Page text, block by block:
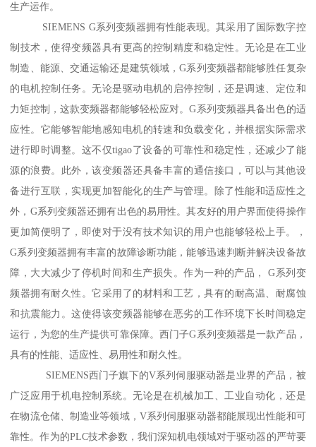
生产运作。
SIEMENS G系列变频器拥有性能表现。其采用了国际数字控
制技术，使得变频器具有更高的控制精度和稳定性。无论是在工业
制造、能源、交通运输还是建筑领域，G系列变频器都能够胜任复杂
的电机控制任务。无论是驱动电机的启停控制，还是调速、定位和
力矩控制，这款变频器都能够轻松应对。G系列变频器具备出色的适
应性。它能够智能地感知电机的转速和负载变化，并根据实际需求
进行即时调整。这不仅tigao了设备的可靠性和稳定性，还减少了能
源的浪费。此外，该变频器还具备丰富的通信接口，可以与其他设
备进行互联，实现更加智能化的生产与管理。除了性能和适应性之
外，G系列变频器还拥有出色的易用性。其友好的用户界面使得操作
更加简便明了，即使对于没有技术知识的用户也能够轻松上手。，
G系列变频器拥有丰富的故障诊断功能，能够迅速判断并解决设备故
障，大大减少了停机时间和生产损失。作为一种的产品， G系列变
频器拥有耐久性。它采用了的材料和工艺，具有的耐高温、耐腐蚀
和抗震能力。这使得该变频器能够在恶劣的工作环境下长时间稳定
运行，为您的生产提供可靠保障。西门子G系列变频器是一款产品，
具有的性能、适应性、易用性和耐久性。
SIEMENS西门子旗下的V系列伺服驱动器是业界的产品，被
广泛应用于机电控制系统。无论是在机械加工、工业自动化，还是
在物流仓储、制造业等领域，V系列伺服驱动器都能展现出性能和可
靠性。作为的PLC技术参数，我们深知机电领域对于驱动器的严苛要